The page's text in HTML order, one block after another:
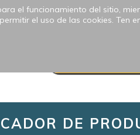
REALIZADOS
DE
el funcionamiento del sitio,
el uso de las cookies. Ten